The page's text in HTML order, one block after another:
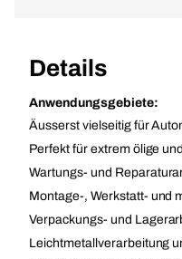
Details
Anwendungsgebiete:
Äusserst vielseitig für
Perfekt für extrem ölige
Wartungs- und
Montage-, Werkstatt- und
Verpackungs- und
Leichtmetallverarbeitung